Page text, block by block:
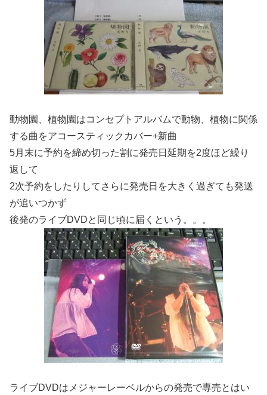
動物園、植物園はコンセプトアルバムで動物、植物に関係
する曲をアコースティックカバー+新曲
5月末に予約を締め切った割に発売日延期を2度ほど繰り
返して
2次予約をしたりしてさらに発売日を大きく過ぎても発送
が追いつかず
後発のライブDVDと同じ頃に届くという。。。
ライブDVDはメジャーレーベルからの発売で専売とはい